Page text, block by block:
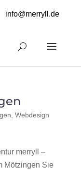
info@merryll.de
Webdesign
merryll –
Mötzingen Sie